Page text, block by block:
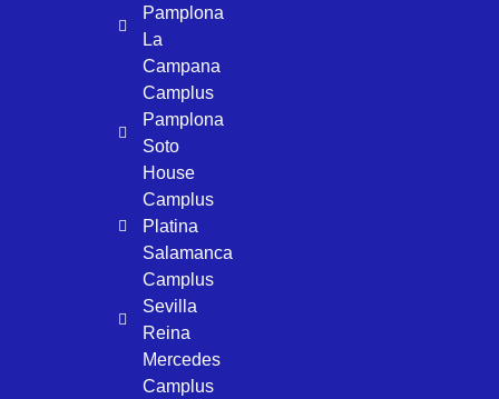
Pamplona
La
Campana
Camplus
Pamplona
Soto
House
Camplus
Platina
Salamanca
Camplus
Sevilla
Reina
Mercedes
Camplus